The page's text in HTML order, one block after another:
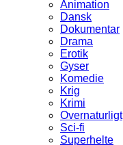
Animation
Dansk
Dokumentar
Drama
Erotik
Gyser
Komedie
Krig
Krimi
Overnaturligt
Sci-fi
Superhelte